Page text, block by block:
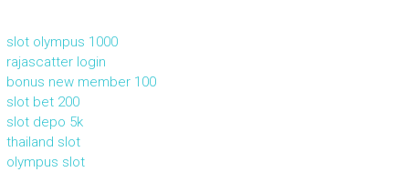
slot olympus 1000
rajascatter login
bonus new member 100
slot bet 200
slot depo 5k
thailand slot
olympus slot